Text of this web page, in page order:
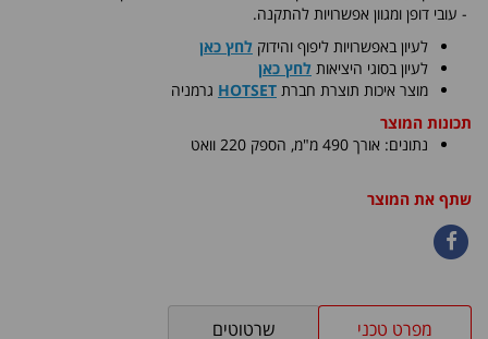
- עובי דופן ומגוון אפשרויות להתקנה.
לעיון באפשרויות ליפוף והידוק לחץ כאן
לעיון בסוגי היציאות לחץ כאן
​מוצר איכות תוצרת חברת HOTSET גרמניה
תכונות המוצר
נתונים: אורך 490 מ"מ, הספק 220 וואט
שתף את המוצר
מפרט טכני שרטוטים